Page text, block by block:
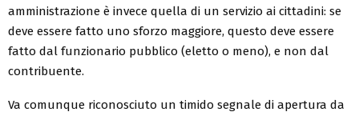
amministrazione è invece quella di un servizio ai cittadini: se
deve essere fatto uno sforzo maggiore, questo deve essere
fatto dal funzionario pubblico (eletto o meno), e non dal
contribuente.
Va comunque riconosciuto un timido segnale di apertura da